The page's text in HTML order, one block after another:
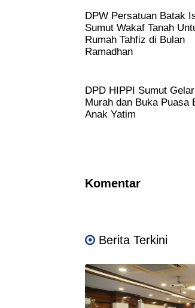
DPW Persatuan Batak
Sumut Wakaf Tanah
Rumah Tahfiz di Bulan
Ramadhan
DPD HIPPI Sumut
Murah dan Buka Puasa
Anak Yatim
Komentar
Berita Terkini